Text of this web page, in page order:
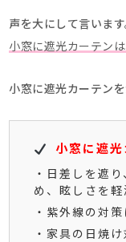
声を大にして言います
小窓に遮光カーテンは
小窓に遮光カーテン
小窓に遮
・日差しを遮
め、眩しさを軽
・紫外線の対策
・家具の日焼け